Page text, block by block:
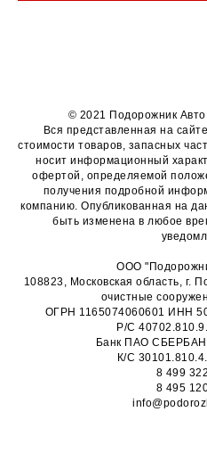
© 2021 Подорожник
Вся представленная на
стоимости товаров, запасных
носит информационный
офертой, определяемой
получения подробной
компанию. Опубликованная на
быть изменена в любое
ООО
108823, Московская область, г.
очистные
ОГРН 1165074060601 ИНН
Р/С
Банк ПАО
К/С
8 499
8 495